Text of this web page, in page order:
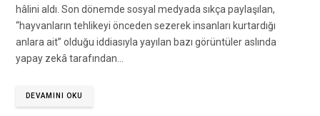
hâlini aldı. Son dönemde sosyal medyada sıkça paylaşılan,
“hayvanların tehlikeyi önceden sezerek insanları kurtardığı
anlara ait” olduğu iddiasıyla yayılan bazı görüntüler aslında
yapay zekâ tarafından…
DEVAMINI OKU